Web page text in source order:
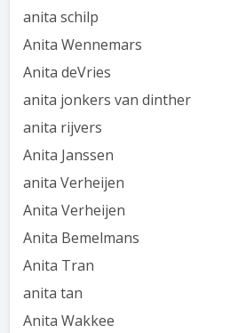
anita schilp
Anita Wennemars
Anita deVries
anita jonkers van dinther
anita rijvers
Anita Janssen
anita Verheijen
Anita Verheijen
Anita Bemelmans
Anita Tran
anita tan
Anita Wakkee